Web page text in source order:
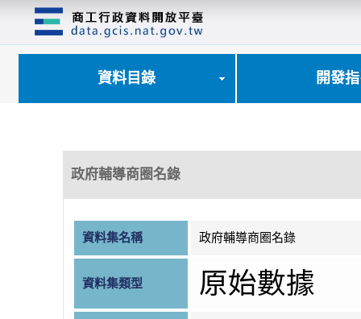
資料目錄 開發
政府輔導商圈名錄
資料集名稱 政府輔導商圈名錄
資料集類型 原始數據